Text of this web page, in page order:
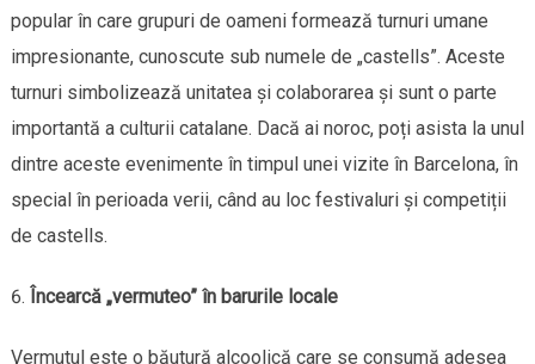
popular în care grupuri de oameni formează turnuri umane
impresionante, cunoscute sub numele de „castells”. Aceste
turnuri simbolizează unitatea și colaborarea și sunt o parte
importantă a culturii catalane. Dacă ai noroc, poți asista la unul
dintre aceste evenimente în timpul unei vizite în Barcelona, în
special în perioada verii, când au loc festivaluri și competiții
de castells.
Încearcă „vermuteo” în barurile locale
Vermutul este o băutură alcoolică care se consumă adesea